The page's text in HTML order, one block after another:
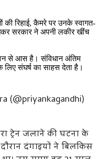
की रिहाई, कैमरे पर उनके स्वागत-
सरकार ने अपनी लकीर खींच
से आस है। संविधान अंतिम
लिए संघर्ष का साहस देता है।
(@priyankagandhi)
ट्रेन जलाने की घटना के
दंगाइयों ने बिलकिस